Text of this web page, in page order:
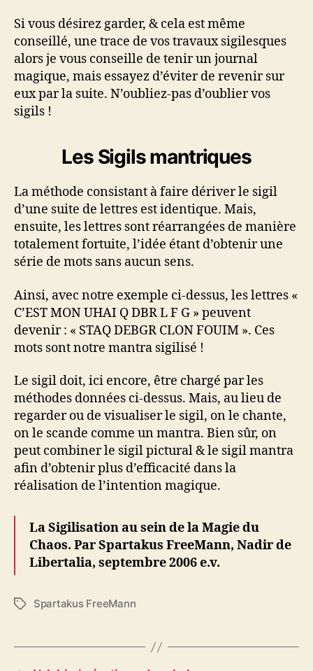
Si vous désirez garder, & cela est même
conseillé, une trace de vos travaux sigilesques
alors je vous conseille de tenir un journal
magique, mais essayez d’éviter de revenir sur
eux par la suite. N’oubliez-pas d’oublier vos
sigils !
Les Sigils mantriques
La méthode consistant à faire dériver le sigil
d’une suite de lettres est identique. Mais,
ensuite, les lettres sont réarrangées de manière
totalement fortuite, l’idée étant d’obtenir une
série de mots sans aucun sens.
Ainsi, avec notre exemple ci-dessus, les lettres «
C’EST MON UHAI Q DBR L F G » peuvent
devenir : « STAQ DEBGR CLON FOUIM ». Ces
mots sont notre mantra sigilisé !
Le sigil doit, ici encore, être chargé par les
méthodes données ci-dessus. Mais, au lieu de
regarder ou de visualiser le sigil, on le chante,
on le scande comme un mantra. Bien sûr, on
peut combiner le sigil pictural & le sigil mantra
afin d’obtenir plus d’efficacité dans la
réalisation de l’intention magique.
La Sigilisation au sein de la Magie du
Chaos. Par Spartakus FreeMann, Nadir de
Libertalia, septembre 2006 e.v.
É
q
Spartakus FreeMann